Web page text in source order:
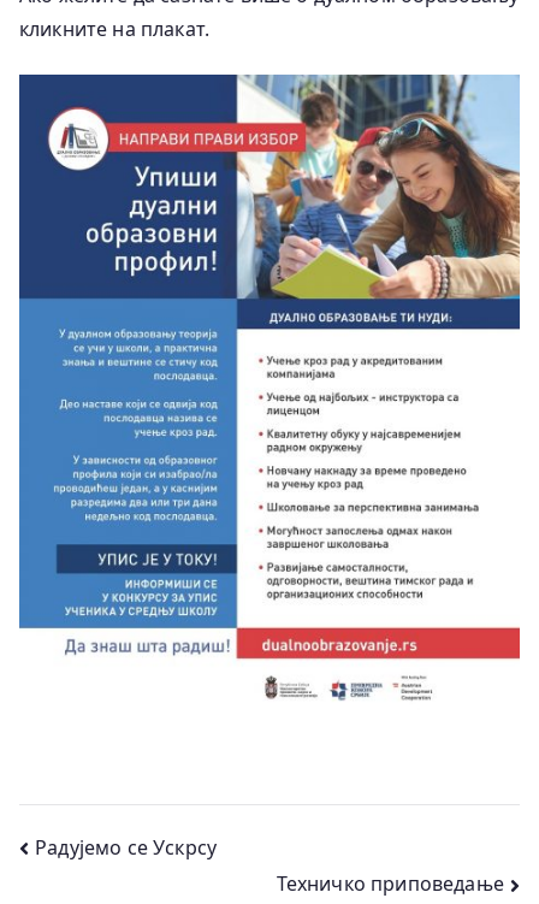
кликните на плакат.
Кретање
Радујемо се Ускрсу
Техничко приповедање